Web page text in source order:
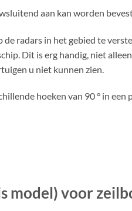
aan kan worden
radars in het gebied te
Dit is erg handig, niet
u niet kunnen zien.
hoeken van 90 ° in een
model) voor